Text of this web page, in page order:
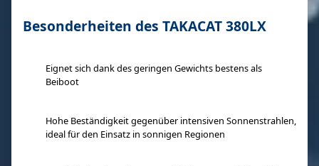
Besonderheiten des TAKACAT 380LX
Eignet sich dank des geringen Gewichts bestens als
Beiboot
Hohe Beständigkeit gegenüber intensiven Sonnenstrahlen,
ideal für den Einsatz in sonnigen Regionen